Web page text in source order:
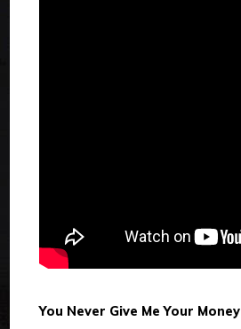
You Never Give Me Your Money